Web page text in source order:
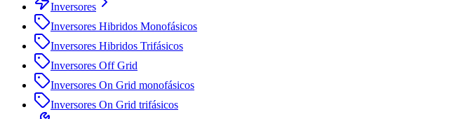
Inversores
Inversores Hibridos Monofásicos
Inversores Hibridos Trifásicos
Inversores Off Grid
Inversores On Grid monofásicos
Inversores On Grid trifásicos